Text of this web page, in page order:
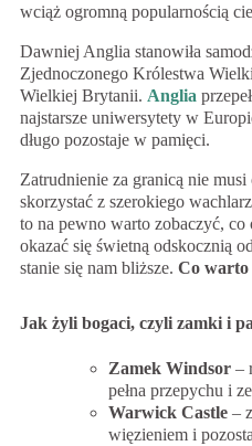
wciąż ogromną popularnością
Dawniej Anglia stanowiła
Zjednoczonego Królestwa
Wielkiej Brytanii. Anglia
najstarsze uniwersytety w
długo pozostaje w pamięci.
Zatrudnienie za granicą nie
skorzystać z szerokiego
to na pewno warto zobaczyć,
okazać się świetną odskocznią
stanie się nam bliższe. Co warto
Jak żyli bogaci, czyli zamki i
Zamek Windsor –
pełna przepychu i
Warwick Castle –
więzieniem i